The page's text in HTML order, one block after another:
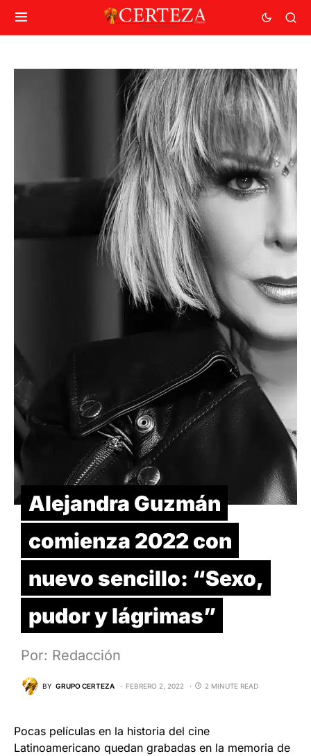
Alejandra Guzmán
comienza 2022 con
nuevo sencillo: “Sexo,
pudor y lágrimas”
Por: Redacción
BY GRUPO CERTEZA FEBRERO 2, 2022 2 MINUTE READ
Pocas películas en la historia del cine
Latinoamericano quedan grabadas en la memoria de